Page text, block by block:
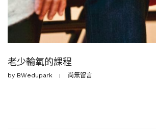
老少輸氧的課程
by BWedupark 尚無留言